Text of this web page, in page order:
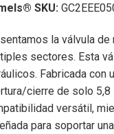
SKU:
la válvula
sectores. Esta
Fabricada con
cierre de solo 5,8
versátil,
para soportar